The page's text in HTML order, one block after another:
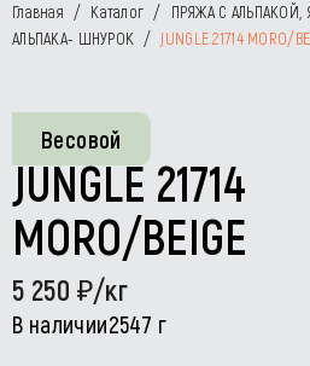
Главная / Каталог / ПРЯЖА С
АЛЬПАКА- ШНУРОК / JUNGLE 21714 MORO/
Весовой
JUNGLE 21714
MORO/BEIGE
5 250 /кг
В наличии2547 г